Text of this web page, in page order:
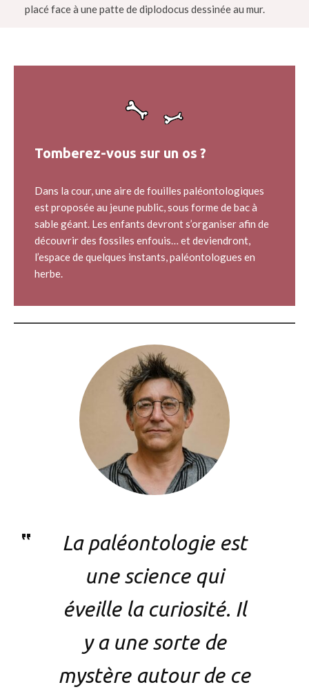
placé face à une patte de diplodocus dessinée au mur.
Tomberez-vous sur un os ?
Dans la cour, une aire de fouilles paléontologiques
est proposée au jeune public, sous forme de bac à
sable géant. Les enfants devront s’organiser afin de
découvrir des fossiles enfouis… et deviendront,
l’espace de quelques instants, paléontologues en
herbe.
La paléontologie est
une science qui
éveille la curiosité. Il
y a une sorte de
mystère autour de ce